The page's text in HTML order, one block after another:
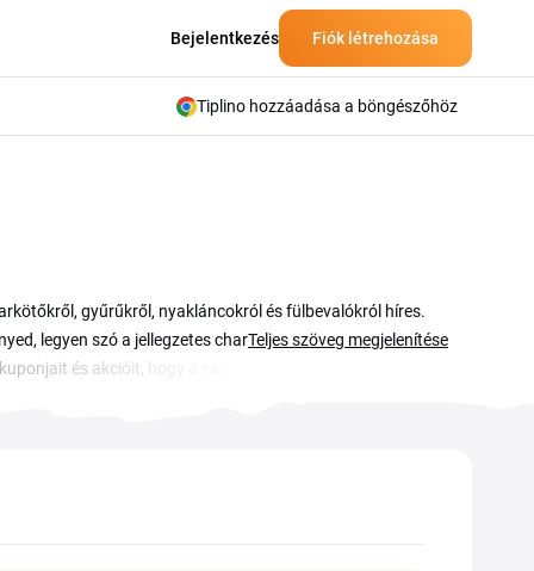
Bejelentkezés Fiók létrehozása
Tiplino hozzáadása a böngészőhöz
gyűrűkről, nyakláncokról és fülbevalókról híres.
legyen szó a jellegzetes charm karkötőkről vagy a
és akcióit, hogy a vásárlásod előtt egyszerűen
Teljes szöveg megjelenítése